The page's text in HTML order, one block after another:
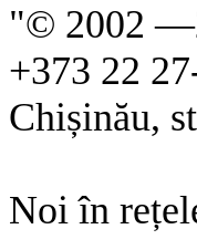
"© 2002 —
+373 22
Chișinău,
Noi în